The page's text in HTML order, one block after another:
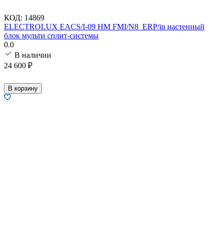
КОД: 14869
ELECTROLUX EACS/I-09 HM FMI/N8_ERP/in настенный
блок мульти сплит-системы
0.0
В наличии
24 600 ₽
В корзину